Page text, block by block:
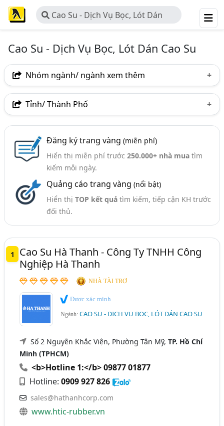
Cao Su - Dịch Vụ Bọc, Lót Dán
Cao Su
Cao Su - Dịch Vụ Bọc, Lót Dán Cao Su
Nhóm ngành/ ngành xem thêm
Ngành nghề
Ngành xem thêm
Cao Su - Sản Phẩm Cao Su (516)
Công Nghiệp,. (271)
Bánh Xe Đẩy, Bánh Xe Đẩy Công Nghiệp (151)
Bánh Xe Cao Su, Bánh Xe Chịu Lực (63)
Con Lăn Công Nghiệp (36)
Tỉnh/ Thành Phố
Bắc Ninh
Quảng Ninh
Đăng ký trang vàng (miễn phí)
Hiển thị miễn phí trước 250.000+ nhà muatìm
kiếm mỗi ngày.
Quảng cáo trang vàng (nổi bật)
Hiển thị TOP kết quảtìm kiếm, tiếp cận KH trước
đối thủ.
1
Cao Su Hà Thanh - Công Ty TNHH Công
Nghiệp Hà Thanh
NHÀ TÀI TRỢ
Được xác minh
Ngành:CAO SU - DỊCH VỤ BỌC, LÓT DÁN CAO SU
Số 2 Nguyễn Khắc Viện, Phường Tân Mỹ,TP. Hồ Chí
Minh (TPHCM)
<b>Hotline 1:</b> 09877 01877
Hotline:0909 927 826
sales@hathanhcorp.com
www.htic-rubber.vn